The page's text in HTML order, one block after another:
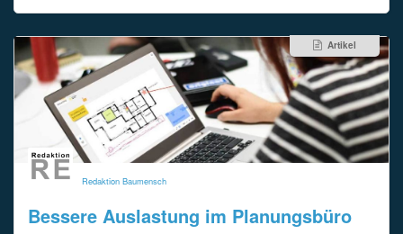
Artikel
Redaktion Baumensch
Bessere Auslastung im Planungsbüro